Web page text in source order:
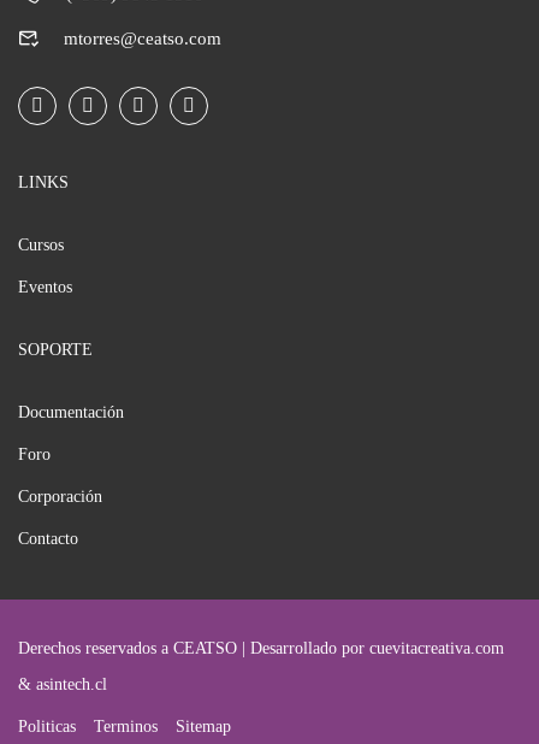
mtorres@ceatso.com
LINKS
Cursos
Eventos
SOPORTE
Documentación
Foro
Corporación
Contacto
Derechos reservados a CEATSO | Desarrollado por cuevitacreativa.com
& asintech.cl
Politicas Terminos Sitemap